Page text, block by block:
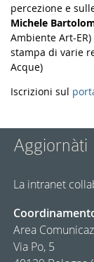
percezione e
Michele
Ambiente Art-ER)
stampa di varie
Acque)
Iscrizioni sul
Aggiornàti
La intranet
Area
Via Po, 5